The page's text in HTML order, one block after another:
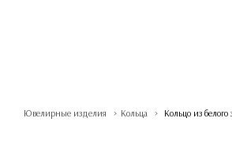
Ювелирные изделия Кольца Кольцо из белого